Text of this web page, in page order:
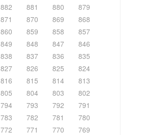
882 881 880
879
871 870 869
868
860 859 858
857
849 848 847
846
838 837 836
835
827 826 825
824
816 815 814
813
805 804 803
802
794 793 792
791
783 782 781
780
772 771 770
769